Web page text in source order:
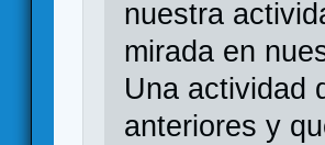
nuestra
mirada en
Una actividad
anteriores y